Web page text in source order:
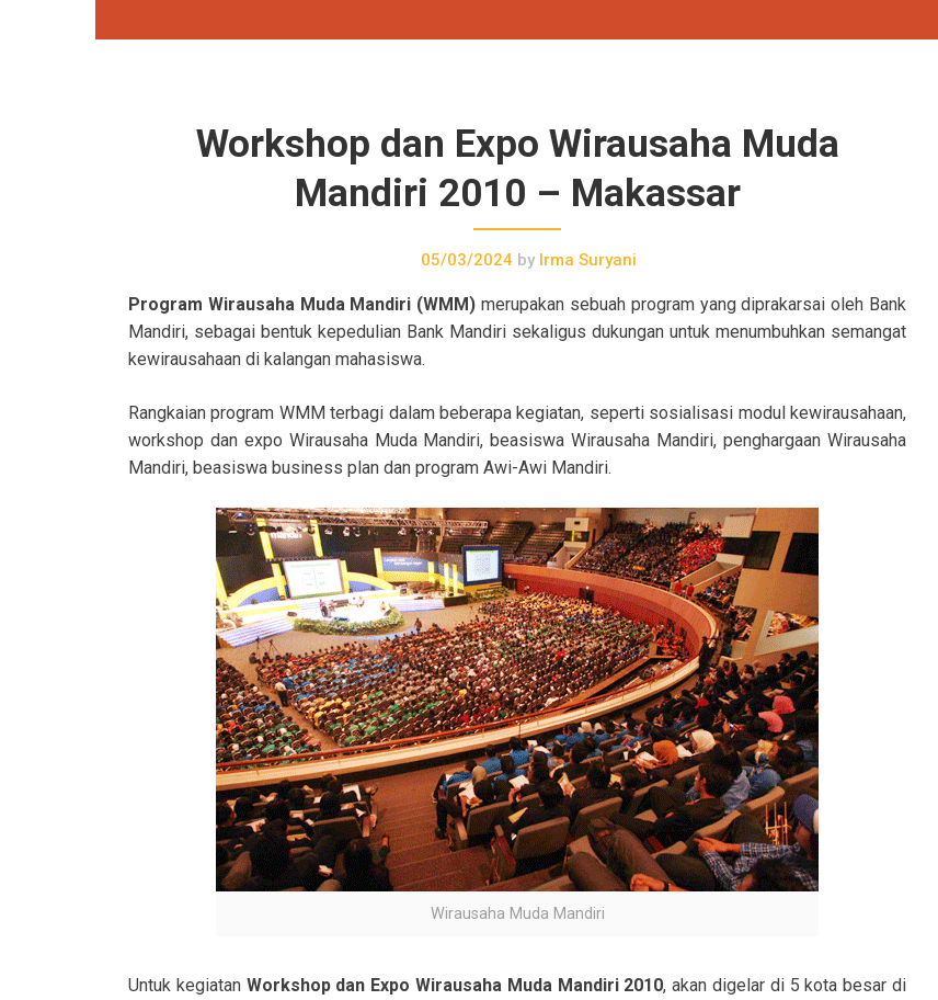
Workshop dan Expo Wirausaha Muda
Mandiri 2010 – Makassar
05/03/2024 byIrma Suryani
Program Wirausaha Muda Mandiri (WMM) merupakan sebuah program yang diprakarsai oleh Bank
Mandiri, sebagai bentuk kepedulian Bank Mandiri sekaligus dukungan untuk menumbuhkan semangat
kewirausahaan di kalangan mahasiswa.
Rangkaian program WMM terbagi dalam beberapa kegiatan, seperti sosialisasi modul kewirausahaan,
workshop dan expo Wirausaha Muda Mandiri, beasiswa Wirausaha Mandiri, penghargaan Wirausaha
Mandiri, beasiswa business plan dan program Awi-Awi Mandiri.
Wirausaha Muda Mandiri
Untuk kegiatan Workshop dan Expo Wirausaha Muda Mandiri 2010, akan digelar di 5 kota besar di